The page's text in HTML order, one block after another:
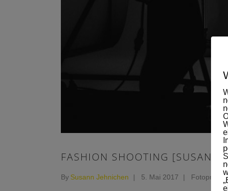
FASHION SHOOTING [SUSANN
By Susann Jehnichen 5. Mai 2017